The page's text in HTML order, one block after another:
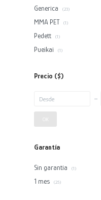
Generica (23)
MMA PET (1)
Pedett (1)
Pueikai (1)
Precio ($)
Garantía
Sin garantia (1)
1 mes (25)